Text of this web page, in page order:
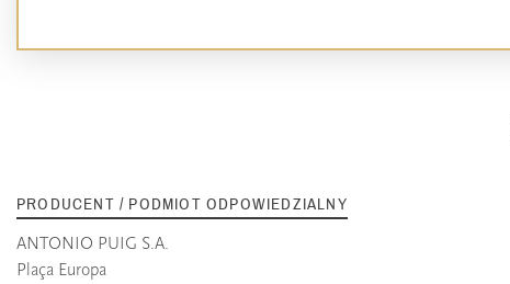
PRODUCENT / PODMIOT ODPOWIEDZIALNY
ANTONIO PUIG S.A.
Plaça Europa